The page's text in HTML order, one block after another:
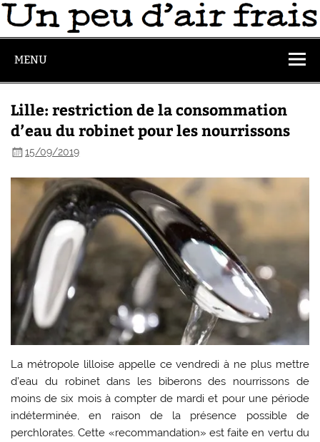
MENU
Lille: restriction de la consommation
d’eau du robinet pour les nourrissons
15/09/2019
La métropole lilloise appelle ce vendredi à ne plus mettre
d’eau du robinet dans les biberons des nourrissons de
moins de six mois à compter de mardi et pour une période
indéterminée, en raison de la présence possible de
perchlorates. Cette «recommandation» est faite en vertu du